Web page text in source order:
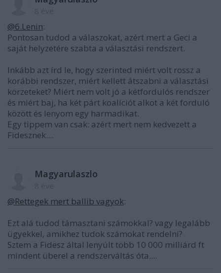
@6.Lenin:
Pontosan tudod a válaszokat, azért mert a Geci a
saját helyzetére szabta a választási rendszert.
Inkább azt írd le, hogy szerinted miért volt rossz a
korábbi rendszer, miért kellett átszabni a választási
körzeteket? Miért nem volt jó a kétfordulós rendszer
és miért baj, ha két párt koalíciót alkot a két forduló
között és lenyom egy harmadikat.
Egy tippem van csak: azért mert nem kedvezett a
Fidesznek....
Magyarulaszlo
@Rettegek mert ballib vagyok:
Ezt alá tudod támasztani számokkal? vagy legalább
ügyekkel, amikhez tudok számokat rendelni?
Sztem a Fidesz által lenyúlt több 10 000 milliárd ft
mindent überel a rendszerváltás óta....